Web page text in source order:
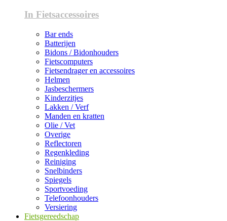
In Fietsaccessoires
Bar ends
Batterijen
Bidons / Bidonhouders
Fietscomputers
Fietsendrager en accessoires
Helmen
Jasbeschermers
Kinderzitjes
Lakken / Verf
Manden en kratten
Olie / Vet
Overige
Reflectoren
Regenkleding
Reiniging
Snelbinders
Spiegels
Sportvoeding
Telefoonhouders
Versiering
Fietsgereedschap